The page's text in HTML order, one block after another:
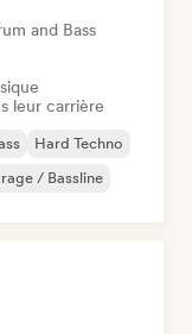
and Bass
leur carrière
Hard Techno
/ Bassline